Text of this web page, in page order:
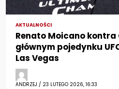
AKTUALNOŚCI
Renato Moicano kontra
głównym pojedynku
Las Vegas
ANDRZEJ / 23 LUTEGO 2026, 16:33